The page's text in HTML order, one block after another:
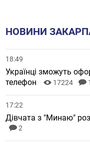
НОВИНИ
18:49
Українці зможуть
телефон
17224 1
17:22
Дівчата з "Минаю"
2